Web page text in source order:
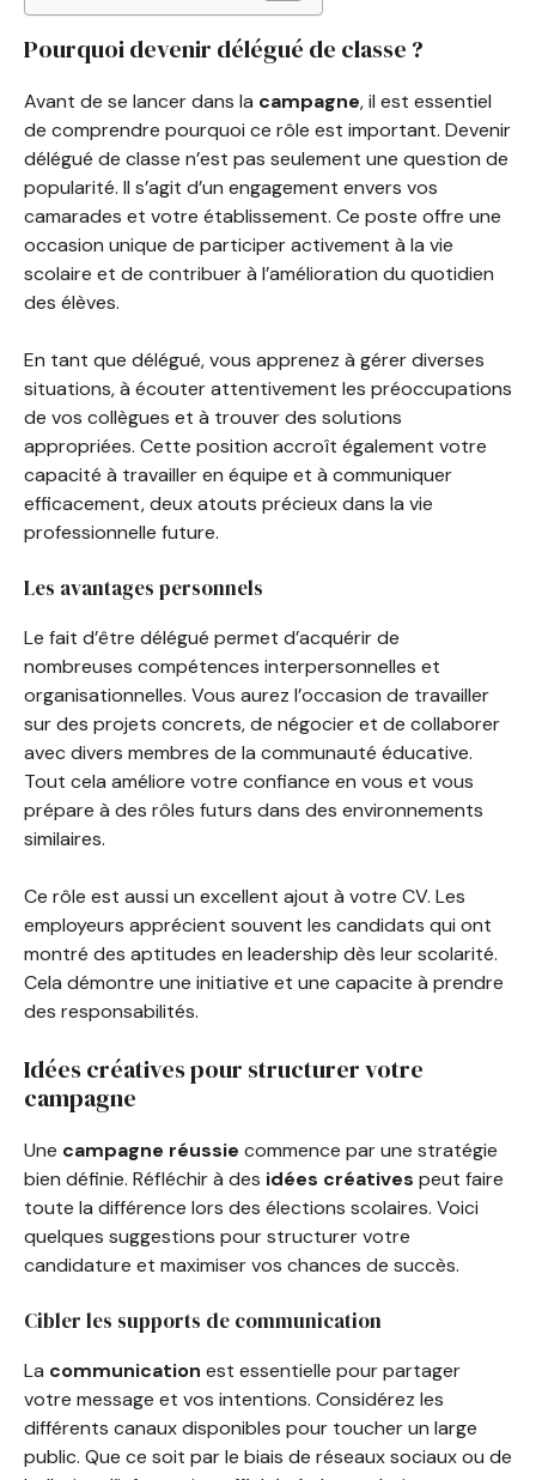
Pourquoi devenir délégué de classe ?
Avant de se lancer dans la campagne, il est essentiel
de comprendre pourquoi ce rôle est important. Devenir
délégué de classe n’est pas seulement une question de
popularité. Il s’agit d’un engagement envers vos
camarades et votre établissement. Ce poste offre une
occasion unique de participer activement à la vie
scolaire et de contribuer à l’amélioration du quotidien
des élèves.
En tant que délégué, vous apprenez à gérer diverses
situations, à écouter attentivement les préoccupations
de vos collègues et à trouver des solutions
appropriées. Cette position accroît également votre
capacité à travailler en équipe et à communiquer
efficacement, deux atouts précieux dans la vie
professionnelle future.
Les avantages personnels
Le fait d’être délégué permet d’acquérir de
nombreuses compétences interpersonnelles et
organisationnelles. Vous aurez l’occasion de travailler
sur des projets concrets, de négocier et de collaborer
avec divers membres de la communauté éducative.
Tout cela améliore votre confiance en vous et vous
prépare à des rôles futurs dans des environnements
similaires.
Ce rôle est aussi un excellent ajout à votre CV. Les
employeurs apprécient souvent les candidats qui ont
montré des aptitudes en leadership dès leur scolarité.
Cela démontre une initiative et une capacite à prendre
des responsabilités.
Idées créatives pour structurer votre
campagne
Une campagne réussie commence par une stratégie
bien définie. Réfléchir à des idées créatives peut faire
toute la différence lors des élections scolaires. Voici
quelques suggestions pour structurer votre
candidature et maximiser vos chances de succès.
Cibler les supports de communication
La communication est essentielle pour partager
votre message et vos intentions. Considérez les
différents canaux disponibles pour toucher un large
public. Que ce soit par le biais de réseaux sociaux ou de